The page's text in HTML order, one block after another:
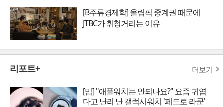
[B주류경제학] 올림픽 중계권 때문에
JTBC가 휘청거리는 이유
리포트+ 더보기
[밈] "애플워치는 안되나요?" 요즘 귀엽
다고 난리 난 갤럭시워치 '페드로 라쿤'